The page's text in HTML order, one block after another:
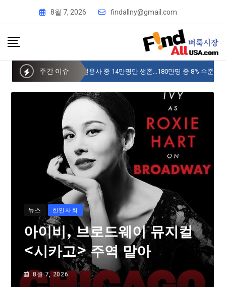
8월 7, 2026 findallny@gmail.com
주간 이슈 사이버 한국외국어대 미주글로벌센터 뉴욕
뉴스 한인사회
아이비, 브로드웨이 뮤지컬
<시카고> 주역 맡아
8월 7, 2026